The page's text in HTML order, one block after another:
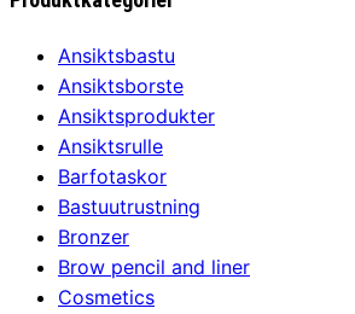
Ansiktsbastu
Ansiktsborste
Ansiktsprodukter
Ansiktsrulle
Barfotaskor
Bastuutrustning
Bronzer
Brow pencil and liner
Cosmetics